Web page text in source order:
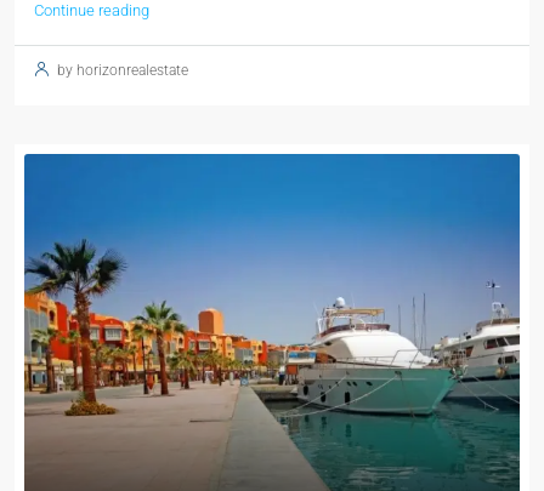
Continue reading
by horizonrealestate